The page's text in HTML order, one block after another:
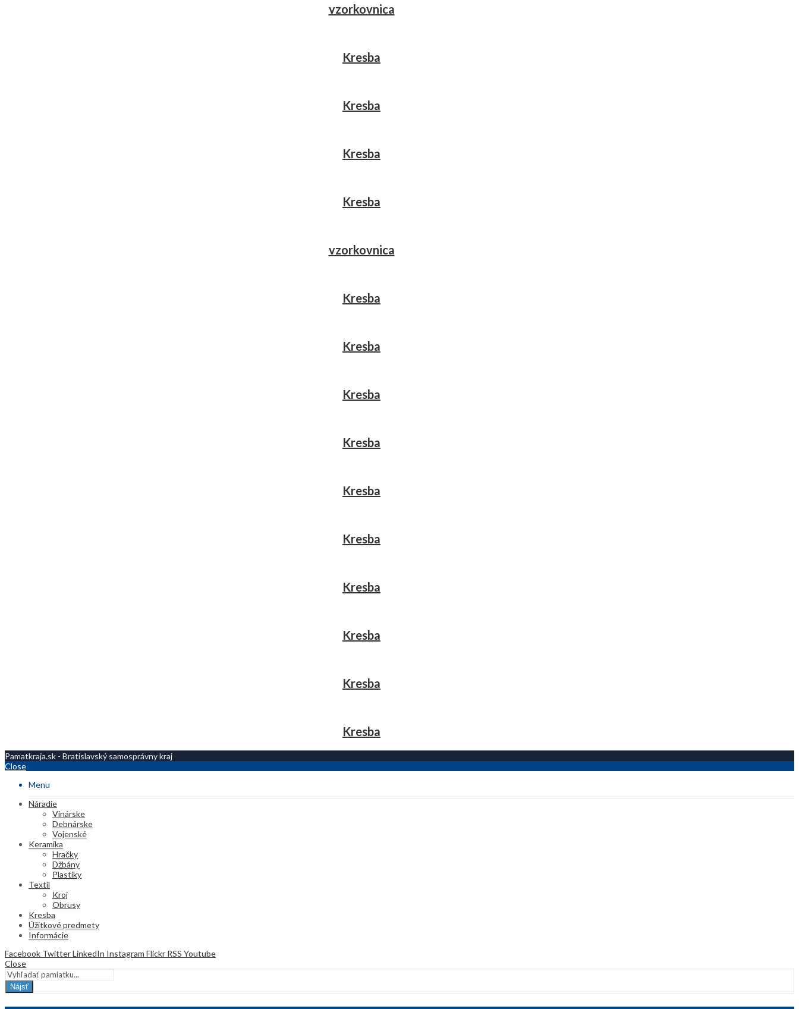
vzorkovnica
Kresba
Kresba
Kresba
Kresba
vzorkovnica
Kresba
Kresba
Kresba
Kresba
Kresba
Kresba
Kresba
Kresba
Kresba
Kresba
Pamatkraja.sk - Bratislavský samosprávny kraj
Close
Menu
Náradie
Vinárske
Debnárske
Vojenské
Keramika
Hračky
Džbány
Plastiky
Textil
Kroj
Obrusy
Kresba
Úžitkové predmety
Informácie
Facebook TwitterLinkedIn Instagram Flickr RSS Youtube
Close
Nájsť